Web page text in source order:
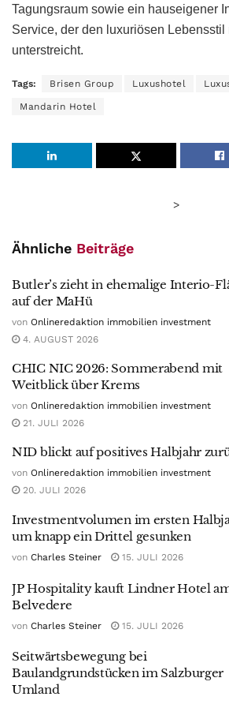
Tagungsraum sowie ein hauseigener
Service, der den luxuriösen Lebensstil
unterstreicht.
Tags: Brisen Group Luxushotel
Mandarin Hotel
>
Ähnliche Beiträge
Butler’s zieht in ehemalige Interio-
auf der MaHü
von Onlineredaktion immobilien investment
4. AUGUST 2026
CHIC NIC 2026: Sommerabend mit
Weitblick über Krems
von Onlineredaktion immobilien investment
21. JULI 2026
NID blickt auf positives Halbjahr
von Onlineredaktion immobilien investment
20. JULI 2026
Investmentvolumen im ersten
um knapp ein Drittel gesunken
von Charles Steiner 15. JULI 2026
JP Hospitality kauft Lindner Hotel
Belvedere
von Charles Steiner 15. JULI 2026
Seitwärtsbewegung bei
Baulandgrundstücken im Salzburger
Umland